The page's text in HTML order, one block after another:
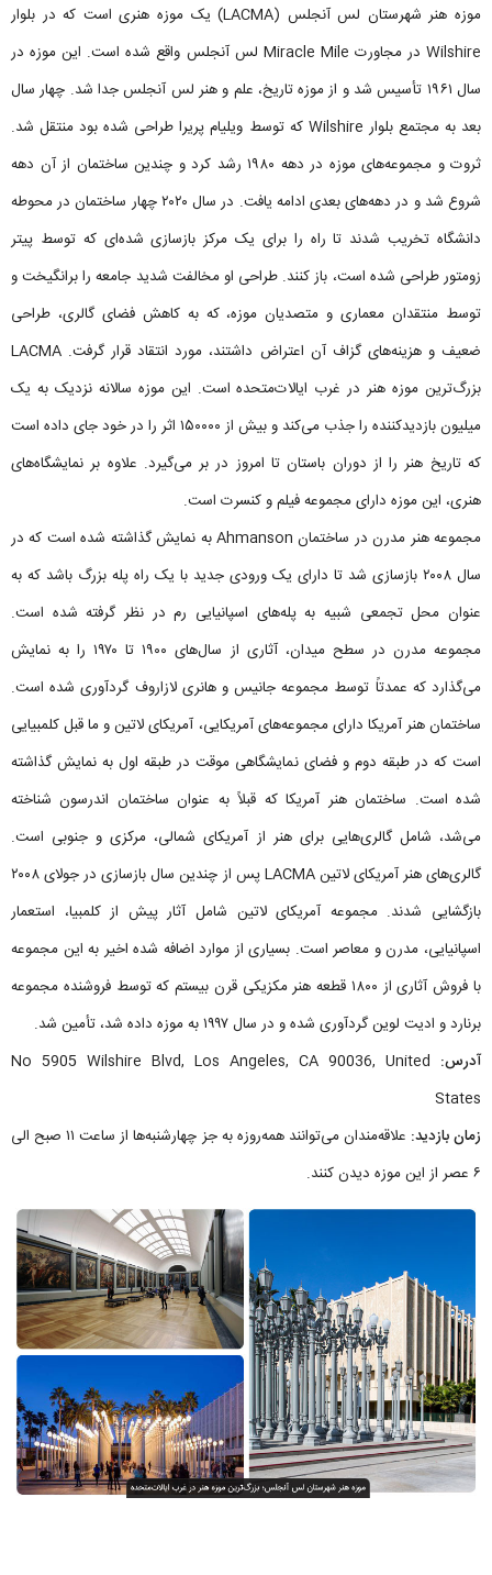
موزه هنر شهرستان لس آنجلس (LACMA) یک موزه هنری است که در بلوار
Wilshire در مجاورت Miracle Mile لس آنجلس واقع شده است. این موزه در
سال ۱۹۶۱ تأسیس شد و از موزه تاریخ، علم و هنر لس آنجلس جدا شد. چهار سال
بعد به مجتمع بلوار Wilshire که توسط ویلیام پریرا طراحی شده بود منتقل شد.
ثروت و مجموعه‌های موزه در دهه ۱۹۸۰ رشد کرد و چندین ساختمان از آن دهه
شروع شد و در دهه‌های بعدی ادامه یافت. در سال ۲۰۲۰ چهار ساختمان در محوطه
دانشگاه تخریب شدند تا راه را برای یک مرکز بازسازی شده‌ای که توسط پیتر
زومتور طراحی شده است، باز کنند. طراحی او مخالفت شدید جامعه را برانگیخت و
توسط منتقدان معماری و متصدیان موزه، که به کاهش فضای گالری، طراحی
ضعیف و هزینه‌های گزاف آن اعتراض داشتند، مورد انتقاد قرار گرفت. LACMA
بزرگ‌ترین موزه هنر در غرب ایالات‌متحده است. این موزه سالانه نزدیک به یک
میلیون بازدیدکننده را جذب می‌کند و بیش از ۱۵۰۰۰۰ اثر را در خود جای داده است
که تاریخ هنر را از دوران باستان تا امروز در بر می‌گیرد. علاوه بر نمایشگاه‌های
هنری، این موزه دارای مجموعه فیلم و کنسرت است.
مجموعه هنر مدرن در ساختمان Ahmanson به نمایش گذاشته شده است که در
سال ۲۰۰۸ بازسازی شد تا دارای یک ورودی جدید با یک راه پله بزرگ باشد که به
عنوان محل تجمعی شبیه به پله‌های اسپانیایی رم در نظر گرفته شده است.
مجموعه مدرن در سطح میدان، آثاری از سال‌های ۱۹۰۰ تا ۱۹۷۰ را به نمایش
می‌گذارد که عمدتاً توسط مجموعه جانیس و هانری لازاروف گردآوری شده است.
ساختمان هنر آمریکا دارای مجموعه‌های آمریکایی، آمریکای لاتین و ما قبل کلمبیایی
است که در طبقه دوم و فضای نمایشگاهی موقت در طبقه اول به نمایش گذاشته
شده است. ساختمان هنر آمریکا که قبلاً به عنوان ساختمان اندرسون شناخته
می‌شد، شامل گالری‌هایی برای هنر از آمریکای شمالی، مرکزی و جنوبی است.
گالری‌های هنر آمریکای لاتین LACMA پس از چندین سال بازسازی در جولای ۲۰۰۸
بازگشایی شدند. مجموعه آمریکای لاتین شامل آثار پیش از کلمبیا، استعمار
اسپانیایی، مدرن و معاصر است. بسیاری از موارد اضافه شده اخیر به این مجموعه
با فروش آثاری از ۱۸۰۰ قطعه هنر مکزیکی قرن بیستم که توسط فروشنده مجموعه
برنارد و ادیت لوین گردآوری شده و در سال ۱۹۹۷ به موزه داده شد، تأمین شد.
آدرس: No 5905 Wilshire Blvd, Los Angeles, CA 90036, United
States
زمان بازدید:
علاقه‌مندان می‌توانند همه‌روزه به جز چهارشنبه‌ها از ساعت ۱۱ صبح الی
۶ عصر از این موزه دیدن کنند.